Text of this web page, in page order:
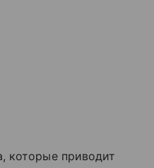
которые приводит